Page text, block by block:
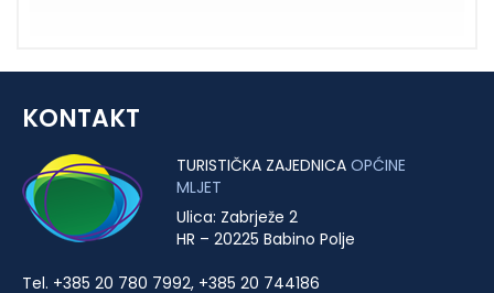
KONTAKT
TURISTIČKA ZAJEDNICA OPĆINE
MLJET
Ulica: Zabrježe 2
HR – 20225 Babino Polje
Tel. +385 20 780 7992, +385 20 744186